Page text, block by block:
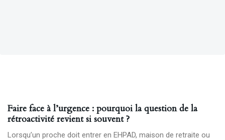
Faire face à l’urgence : pourquoi la question de la
rétroactivité revient si souvent ?
Lorsqu’un proche doit entrer en EHPAD, maison de retraite ou